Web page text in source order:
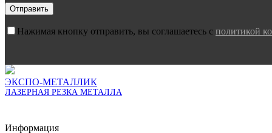
Нажимая кнопку отправить, вы соглашаетесь с политикой
ЭКСПО-МЕТАЛЛИК
ЛАЗЕРНАЯ РЕЗКА МЕТАЛЛА
Информация